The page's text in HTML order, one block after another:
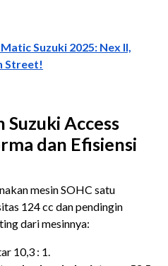
Suzuki 2025: Nex II,
Street!
Suzuki Access
dan Efisiensi
mesin SOHC satu
124 cc dan pendingin
dari mesinnya:
10,3 : 1.